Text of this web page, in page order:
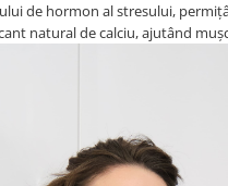
de hormon al stresului,
natural de calciu, ajutând